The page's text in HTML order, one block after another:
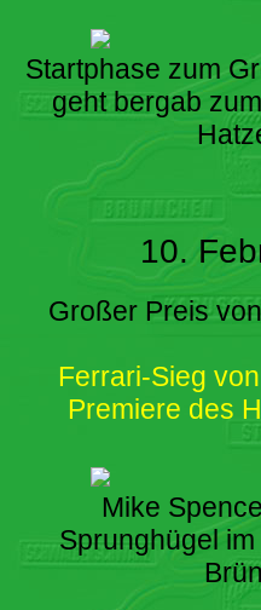
Startphase zum
geht bergab
10.
Großer Preis
Ferrari-Sieg
Premiere des
Mike
Sprunghügel